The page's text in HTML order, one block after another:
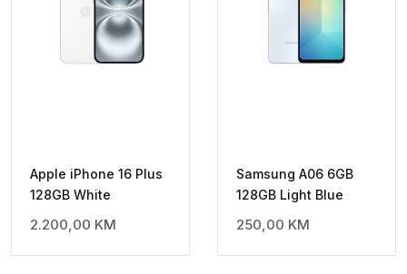
Apple iPhone 16 Plus
128GB White
2.200,00 KM
Samsung A06 6GB
128GB Light Blue
250,00 KM